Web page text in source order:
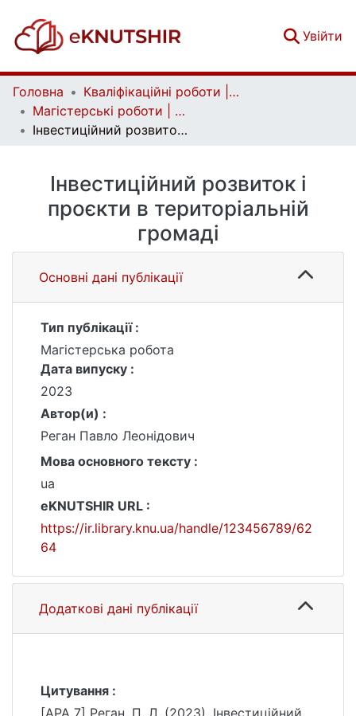
Увійти
Головна
Кваліфікаційні роботи | Qualifying works
Магістерські роботи | Master's theses
Інвестиційний розвиток і проєкти в територіальній громаді
Інвестиційний розвиток і
проєкти в територіальній
громаді
Основні дані публікації
Тип публікації :
Магістерська робота
Дата випуску :
2023
Автор(и) :
Реган Павло Леонідович
Мова основного тексту :
ua
eKNUTSHIR URL :
https://ir.library.knu.ua/handle/123456789/62
64
Додаткові дані публікації
Цитування :
[APA 7] Реган, П. Л. (2023). Інвестиційний